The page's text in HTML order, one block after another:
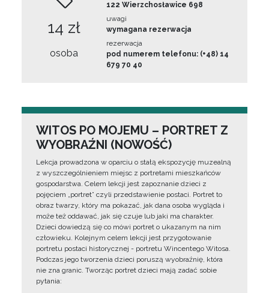
14 zł
osoba
122 Wierzchosławice 698
uwagi
wymagana rezerwacja
rezerwacja
pod numerem telefonu: (+48) 14
679 70 40
WITOS PO MOJEMU – PORTRET Z
WYOBRAŹNI (NOWOŚĆ)
Lekcja prowadzona w oparciu o stałą ekspozycję muzealną
z wyszczególnieniem miejsc z portretami mieszkańców
gospodarstwa. Celem lekcji jest zapoznanie dzieci z
pojęciem „portret” czyli przedstawienie postaci. Portret to
obraz twarzy, który ma pokazać, jak dana osoba wygląda i
może też oddawać, jak się czuje lub jaki ma charakter.
Dzieci dowiedzą się co mówi portret o ukazanym na nim
człowieku. Kolejnym celem lekcji jest przygotowanie
portretu postaci historycznej - portretu Wincentego Witosa.
Podczas jego tworzenia dzieci poruszą wyobraźnię, która
nie zna granic. Tworząc portret dzieci mają zadać sobie
pytania: